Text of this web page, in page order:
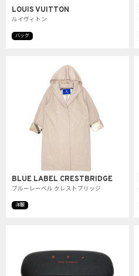
LOUIS VUITTON
ルイヴィトン
バッグ
BLUE LABEL CRESTBRIDGE
ブルーレーベル クレストブリッジ
洋服